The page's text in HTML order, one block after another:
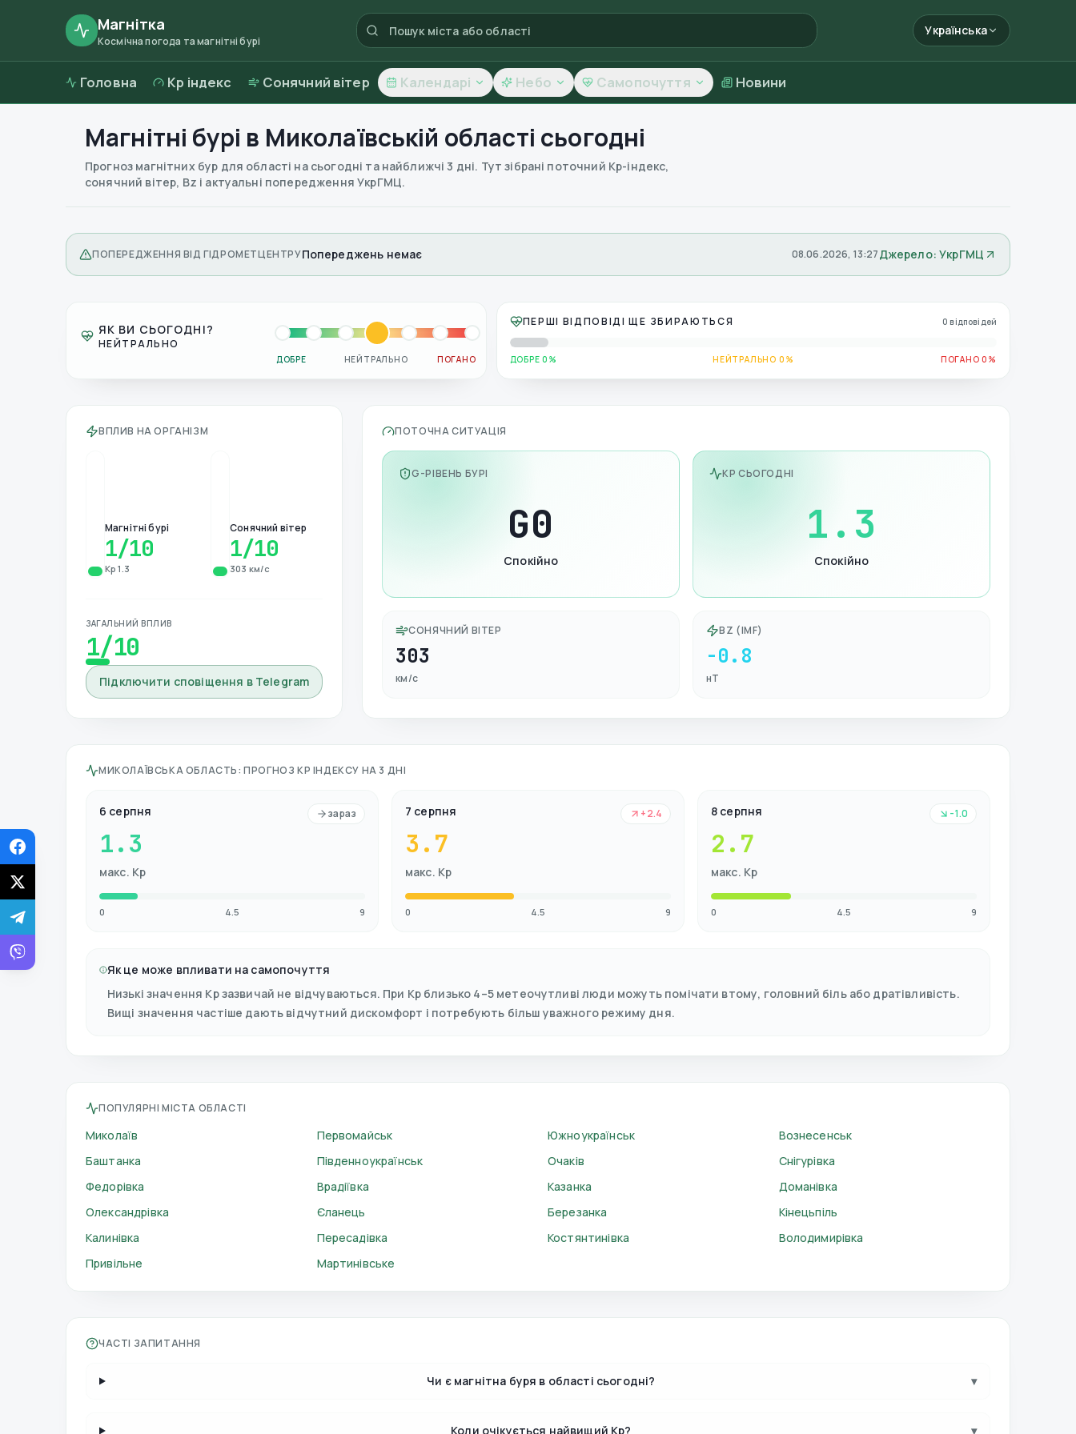
Магнітка
Космічна погода та магнітні бурі
Українська
Головна Kp індекс Сонячний вітер Календарі Небо Самопочуття Новини
Магнітні бурі в Миколаївській області сьогодні
Прогноз магнітних бур для області на сьогодні та найближчі 3 дні. Тут зібрані поточний Kp-індекс,
сонячний вітер, Bz і актуальні попередження УкрГМЦ.
ПОПЕРЕДЖЕННЯ ВІД ГІДРОМЕТЦЕНТРУПопереджень немає 08.06.2026, 13:27Джерело: УкрГМЦ
ЯК ВИ СЬОГОДНІ?
НЕЙТРАЛЬНО
ДОБРЕ НЕЙТРАЛЬНО ПОГАНО
ПЕРШІ ВІДПОВІДІ ЩЕ ЗБИРАЮТЬСЯ 0 відповідей
ДОБРЕ 0% НЕЙТРАЛЬНО 0% ПОГАНО 0%
ВПЛИВ НА ОРГАНІЗМ
Магнітні бурі
1/10
Kp 1.3
Сонячний вітер
1/10
303 км/с
ЗАГАЛЬНИЙ ВПЛИВ
1/10
Підключити сповіщення в Telegram
ПОТОЧНА СИТУАЦІЯ
G-РІВЕНЬ БУРІ
G0
Спокійно
KP СЬОГОДНІ
1.3
Спокійно
СОНЯЧНИЙ ВІТЕР
303
км/с
BZ (IMF)
-0.8
нТ
МИКОЛАЇВСЬКА ОБЛАСТЬ:ПРОГНОЗ KP ІНДЕКСУ НА 3 ДНІ
6 серпня
1.3
макс. Kp
зараз
0 4.5 9
7 серпня
3.7
макс. Kp
+2.4
0 4.5 9
8 серпня
2.7
макс. Kp
-1.0
0 4.5 9
Як це може впливати на самопочуття
Низькі значення Kp зазвичай не відчуваються. При Kp близько 4–5 метеочутливі люди можуть помічати втому, головний біль або дратівливість.
Вищі значення частіше дають відчутний дискомфорт і потребують більш уважного режиму дня.
ПОПУЛЯРНІ МІСТА ОБЛАСТІ
Миколаїв Первомайськ Южноукраїнськ
Вознесенськ
Баштанка
Південноукраїнськ Очаків
Снігурівка
Федорівка
Врадіївка Казанка
Доманівка
Олександрівка
Єланець Березанка
Кінецьпіль
Калинівка
Пересадівка Костянтинівка
Володимирівка
Привільне
Мартинівське
ЧАСТІ ЗАПИТАННЯ
Чи є магнітна буря в області сьогодні? ▾
Коли очікується найвищий Kp? ▾